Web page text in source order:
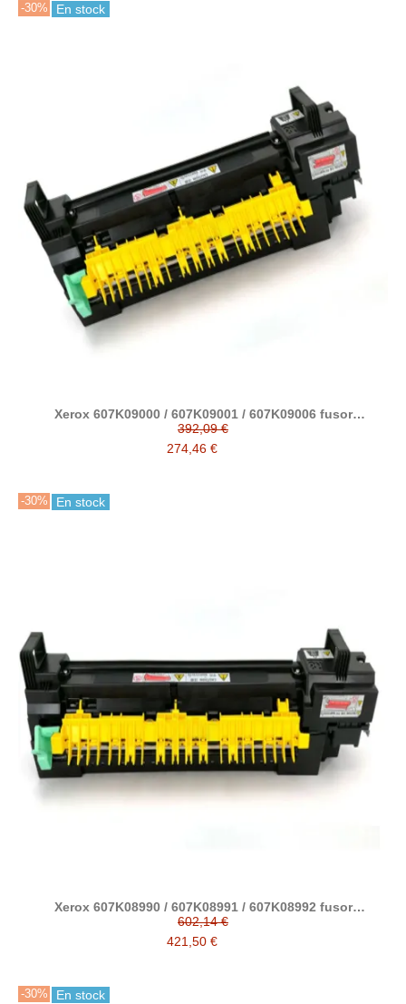
-30% En stock
Xerox 607K09000 / 607K09001 / 607K09006 fusor
compatible
392,09 €
274,46 €
-30% En stock
Xerox 607K08990 / 607K08991 / 607K08992 fusor
compatible
602,14 €
421,50 €
-30% En stock